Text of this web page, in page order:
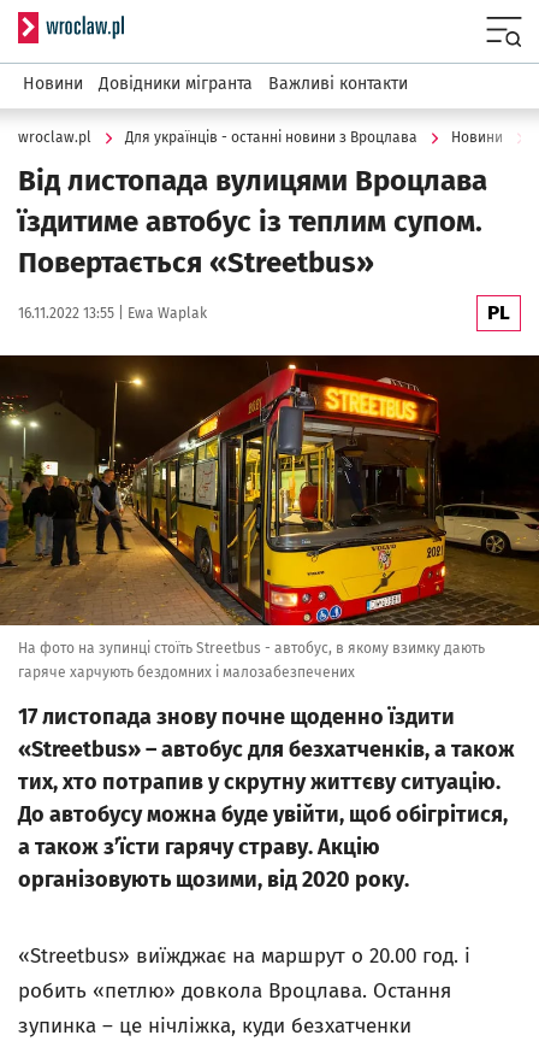
Serwis informacyjny wroclaw.pl
Новини Довідники мігранта Важливі контакти
wroclaw.pl Для українців - останні новини з Вроцлава Новини
Від листопада вулицями Вроцлава
їздитиме автобус із теплим супом.
Повертається «Streetbus»
Data publikacji:
16.11.2022 13:55 | Autor:
Ewa Waplak PL
Kliknij, aby powiększyć
На фото на зупинці стоїть Streetbus - автобус, в якому взимку дають
гаряче харчують бездомних і малозабезпечених
17 листопада знову почне щоденно їздити
«Streetbus» – автобус для безхатченків, а також
тих, хто потрапив у скрутну життєву ситуацію.
До автобусу можна буде увійти, щоб обігрітися,
а також з’їсти гарячу страву. Акцію
організовують щозими, від 2020 року.
«Streetbus» виїжджає на маршрут о 20.00 год. і
робить «петлю» довкола Вроцлава. Остання
зупинка – це нічліжка, куди безхатченки